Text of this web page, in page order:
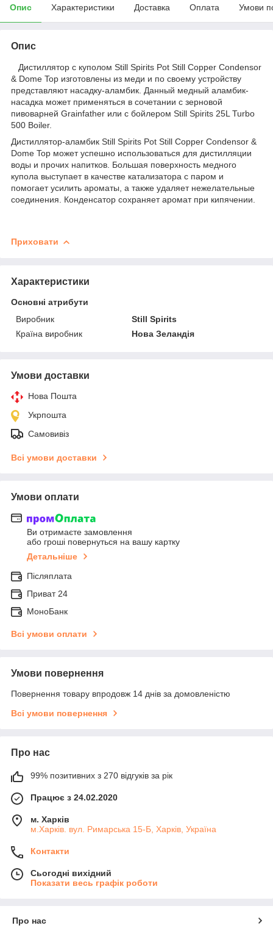
Опис Характеристики Доставка Оплата Умови
Опис
Дистиллятор с куполом Still Spirits Pot Still Copper Condensor
& Dome Top изготовлены из меди и по своему устройству
представляют насадку-аламбик. Данный медный аламбик-
насадка может применяться в сочетании с зерновой
пивоварней Grainfather или с бойлером Still Spirits 25L Turbo
500 Boiler.
Дистиллятор-аламбик Still Spirits Pot Still Copper Condensor &
Dome Top может успешно использоваться для дистилляции
воды и прочих напитков. Большая поверхность медного
купола выступает в качестве катализатора с паром и
помогает усилить ароматы, а также удаляет нежелательные
соединения. Конденсатор сохраняет аромат при кипячении.
Приховати
Характеристики
Основні атрибути
Виробник
Still Spirits
Країна виробник
Нова Зеландія
Умови доставки
Нова Пошта
Укрпошта
Самовивіз
Всі умови доставки
Умови оплати
Ви отримаєте замовлення
або гроші повернуться на вашу картку
Детальніше
Післяплата
Приват 24
МоноБанк
Всі умови оплати
Умови повернення
Повернення товару впродовж 14 днів за домовленістю
Всі умови повернення
Про нас
99% позитивних з 270 відгуків за рік
Працює з 24.02.2020
м. Харків
м.Харків. вул. Римарська 15-Б, Харків, Україна
Контакти
Сьогодні вихідний
Показати весь графік роботи
Про нас